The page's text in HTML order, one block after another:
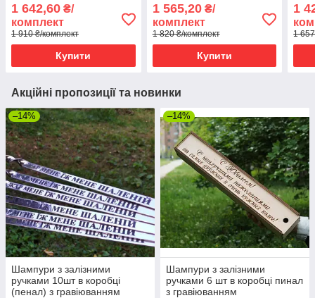
1 642,60 ₴/
комплект
1 910 ₴/комплект
Купити
коробці пенал
1 565,20₴/
комплект
1 820 ₴/комплект
Купити
1
1
Акційні пропозиції та новинки
–14%
Шампури з залізними
ручками 10шт в коробці
(пенал) з гравіюванням
–14%
Шампури з залізними
ручками 6 шт в коробці пинал
з гравіюванням